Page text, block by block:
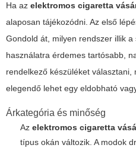
Ha az elektromos cigaretta
alaposan tájékozódni. Az első
Gondold át, milyen rendszer illik
használatra érdemes tartósabb,
rendelkező készüléket
elegendő lehet egy eldobható
Árkategória és minőség
Az elektromos cigaretta
típus okán változik. A modok